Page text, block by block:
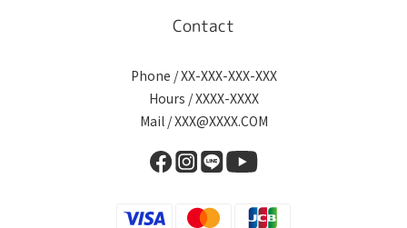
Contact
Phone / XX-XXX-XXX-XXX
Hours / XXXX-XXXX
Mail / XXX@XXXX.COM